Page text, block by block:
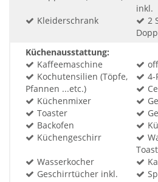
inkl.
Kleiderschrank
2
Küchenausstattung:
Kaffeemaschine
Kochutensilien (Töpfe,
Pfannen ...etc.)
4-
Küchenmixer
Toaster
Backofen
Küchengeschirr
Wasserkocher
Geschirrtücher inkl.